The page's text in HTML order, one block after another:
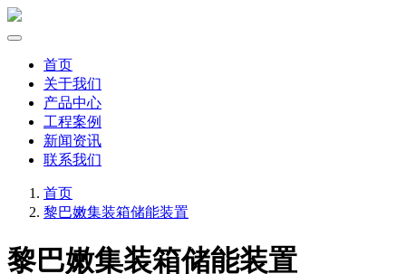
首页
关于我们
产品中心
工程案例
新闻资讯
联系我们
首页
黎巴嫩集装箱储能装置
黎巴嫩集装箱储能装置